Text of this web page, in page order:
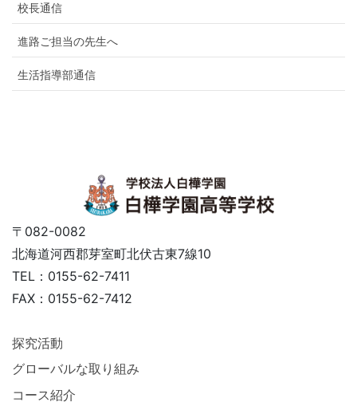
校長通信
進路ご担当の先生へ
生活指導部通信
〒082-0082
北海道河西郡芽室町北伏古東7線10
TEL：0155-62-7411
FAX：0155-62-7412
探究活動
グローバルな取り組み
コース紹介